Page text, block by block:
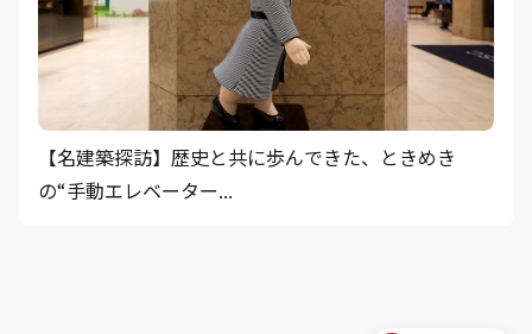
【名建築探訪】歴史と共に歩んできた、ときめき
の“手動エレベーター...